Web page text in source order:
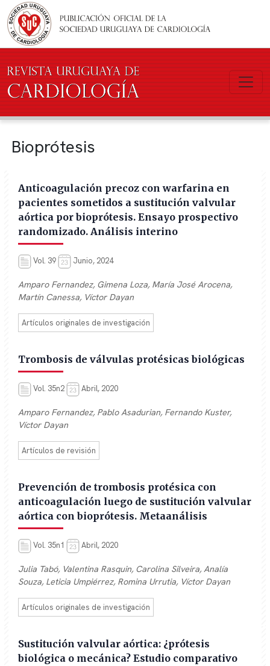
Pasar al contenido principal
Bioprótesis
Anticoagulación precoz con warfarina en
pacientes sometidos a sustitución valvular
aórtica por bioprótesis. Ensayo prospectivo
randomizado. Análisis interino
Vol. 39 Junio, 2024
Amparo Fernandez, Gimena Loza, María José Arocena,
Martín Canessa, Víctor Dayan
Artículos originales de investigación
Trombosis de válvulas protésicas biológicas
Vol. 35n2 Abril, 2020
Amparo Fernandez, Pablo Asadurian, Fernando Kuster,
Víctor Dayan
Artículos de revisión
Prevención de trombosis protésica con
anticoagulación luego de sustitución valvular
aórtica con bioprótesis. Metaanálisis
Vol. 35n1 Abril, 2020
Julia Tabó, Valentina Rasquin, Carolina Silveira, Analía
Souza, Leticia Umpiérrez, Romina Urrutia, Víctor Dayan
Artículos originales de investigación
Sustitución valvular aórtica: ¿prótesis
biológica o mecánica? Estudio comparativo